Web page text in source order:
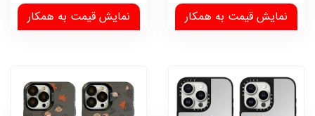
نمایش قیمت به همکار نمایش قیمت به همکار